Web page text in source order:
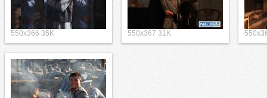
550x366 35K 550x367 31K